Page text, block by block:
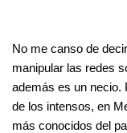
No me canso de
manipular las redes
además es un necio.
de los intensos, en
más conocidos del